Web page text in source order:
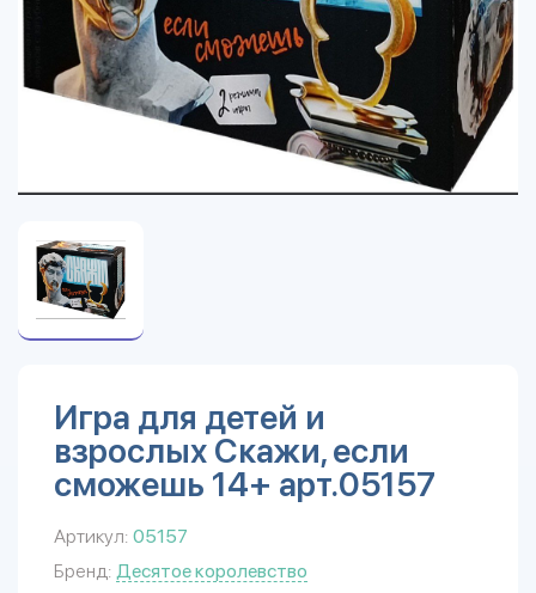
Игра для детей и
взрослых Скажи, если
сможешь 14+ арт.05157
Артикул: 05157
Бренд: Десятое королевство